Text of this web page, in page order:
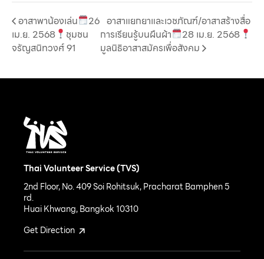
อาสาพาน้องเล่น
26
เม.ย. 2568
ชุมชน
จรัญสนิทวงศ์ 91
อาสาแยกยาและเวชภัณฑ์/อาสาสร้างสื่อ
การเรียนรู้บนผืนผ้า
28 เม.ย. 2568
มูลนิธิอาสาสมัครเพื่อสังคม
Thai Volunteer Service (TVS)
2nd Floor, No. 409 Soi Rohitsuk, Pracharat Bamphen 5
rd.
Huai Khwang, Bangkok 10310
Get Direction